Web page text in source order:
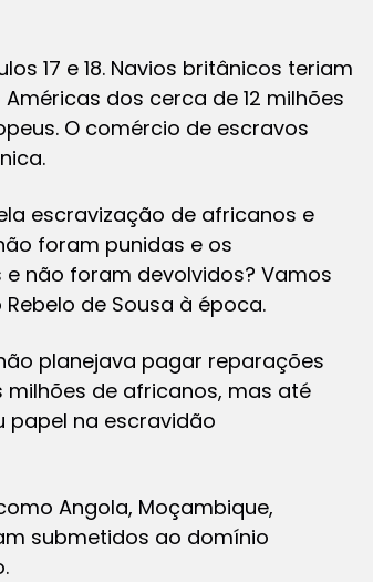
17 e 18. Navios britânicos teriam
dos cerca de 12 milhões
O comércio de escravos
escravização de africanos e
foram punidas e os
não foram devolvidos? Vamos
de Sousa à época.
planejava pagar reparações
de africanos, mas até
papel na escravidão
Angola, Moçambique,
submetidos ao domínio